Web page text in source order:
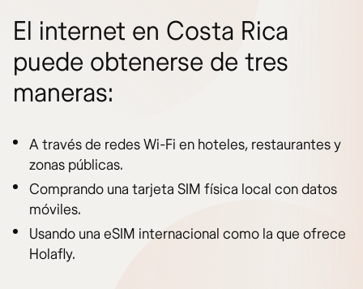
El internet en Costa Rica
puede obtenerse de tres
maneras:
A través de redes Wi-Fi en hoteles, restaurantes y
zonas públicas.
Comprando una tarjeta SIM física local con datos
móviles.
Usando una eSIM internacional como la que ofrece
Holafly.